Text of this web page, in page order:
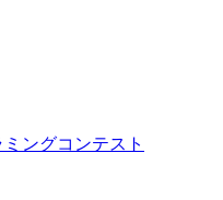
ングコンテスト